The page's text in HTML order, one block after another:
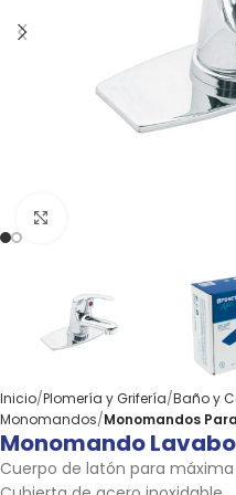
Inicio Plomería y Grifería Baño y
Monomandos Monomandos
Monomando
Cuerpo de latón para